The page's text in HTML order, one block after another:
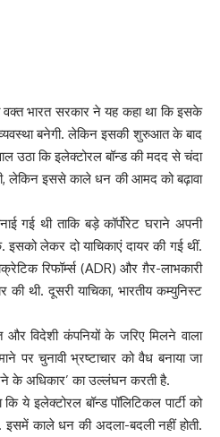
भारत सरकार ने यह कहा था कि इसके
बनेगी. लेकिन इसकी शुरुआत के बाद
उठा कि इलेक्टोरल बॉन्ड की मदद से चंदा
लेकिन इससे काले धन की आमद को बढ़ावा
गई थी ताकि बड़े कॉर्पोरेट घराने अपनी
लेकर दो याचिकाएं दायर की गई थीं.
रिफॉर्म्स (ADR) और ग़ैर-लाभकारी
थी. दूसरी याचिका, भारतीय कम्युनिस्ट
और विदेशी कंपनियों के जरिए मिलने वाला
पर चुनावी भ्रष्टाचार को वैध बनाया जा
के अधिकार’ का उल्लंघन करती है.
ये इलेक्टोरल बॉन्ड पॉलिटिकल पार्टी को
इसमें काले धन की अदला-बदली नहीं होती.